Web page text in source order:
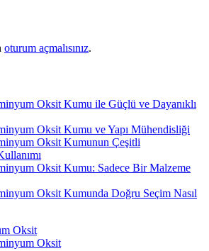
oturum açmalısınız.
Oksit Kumu ile Güçlü ve Dayanıklı
Oksit Kumu ve Yapı Mühendisliği
Oksit Kumunun Çeşitli
Oksit Kumu: Sadece Bir Malzeme
Oksit Kumunda Doğru Seçim Nasıl
Oksit
Oksit